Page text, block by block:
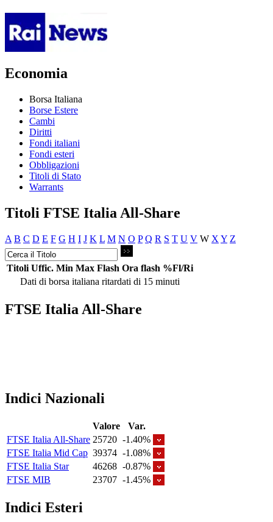
Economia
Borsa Italiana
Borse Estere
Cambi
Diritti
Fondi italiani
Fondi esteri
Obbligazioni
Titoli di Stato
Warrants
Titoli FTSE Italia All-Share
A B C D E F G H I J K L M N O P Q R S T U V W X Y Z
Titoli Uffic. Min Max Flash Ora flash %Fl/Ri
Dati di borsa italiana ritardati di 15 minuti
FTSE Italia All-Share
Indici Nazionali
Valore
Var.
FTSE Italia All-Share 25720 -1.40%
FTSE Italia Mid Cap 39374 -1.08%
FTSE Italia Star
46268 -0.87%
FTSE MIB
23707 -1.45%
Indici Esteri